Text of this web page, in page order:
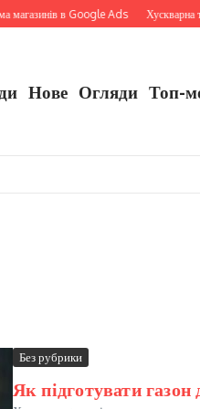
в Google Ads Хускварна та
Нове Огляди Топ-
Без рубрики
Як підготувати